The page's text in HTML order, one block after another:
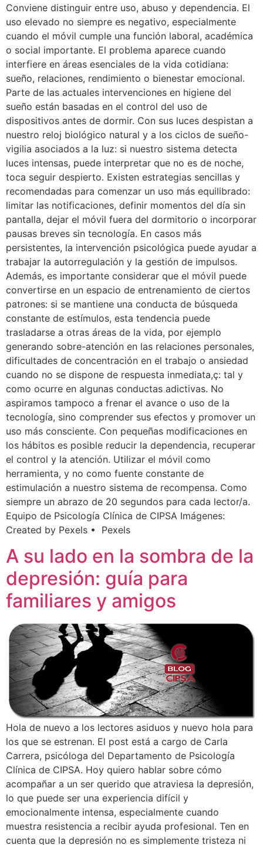
Conviene distinguir entre uso, abuso y dependencia. El
uso elevado no siempre es negativo, especialmente
cuando el móvil cumple una función laboral, académica
o social importante. El problema aparece cuando
interfiere en áreas esenciales de la vida cotidiana:
sueño, relaciones, rendimiento o bienestar emocional.
Parte de las actuales intervenciones en higiene del
sueño están basadas en el control del uso de
dispositivos antes de dormir. Con sus luces despistan a
nuestro reloj biológico natural y a los ciclos de sueño-
vigilia asociados a la luz: si nuestro sistema detecta
luces intensas, puede interpretar que no es de noche,
toca seguir despierto. Existen estrategias sencillas y
recomendadas para comenzar un uso más equilibrado:
limitar las notificaciones, definir momentos del día sin
pantalla, dejar el móvil fuera del dormitorio o incorporar
pausas breves sin tecnología. En casos más
persistentes, la intervención psicológica puede ayudar a
trabajar la autorregulación y la gestión de impulsos.
Además, es importante considerar que el móvil puede
convertirse en un espacio de entrenamiento de ciertos
patrones: si se mantiene una conducta de búsqueda
constante de estímulos, esta tendencia puede
trasladarse a otras áreas de la vida, por ejemplo
generando sobre-atención en las relaciones personales,
dificultades de concentración en el trabajo o ansiedad
cuando no se dispone de respuesta inmediata,ç: tal y
como ocurre en algunas conductas adictivas. No
aspiramos tampoco a frenar el avance o uso de la
tecnología, sino comprender sus efectos y promover un
uso más consciente. Con pequeñas modificaciones en
los hábitos es posible reducir la dependencia, recuperar
el control y la atención. Utilizar el móvil como
herramienta, y no como fuente constante de
estimulación a nuestro sistema de recompensa. Como
siempre un abrazo de 20 segundos para cada lector/a.
Equipo de Psicología Clínica de CIPSA Imágenes:
Created by Pexels • Pexels
A su lado en la sombra de la
depresión: guía para
familiares y amigos
Hola de nuevo a los lectores asiduos y nuevo hola para
los que se estrenan. El post está a cargo de Carla
Carrera, psicóloga del Departamento de Psicología
Clínica de CIPSA. Hoy quiero hablar sobre cómo
acompañar a un ser querido que atraviesa la depresión,
lo que puede ser una experiencia difícil y
emocionalmente intensa, especialmente cuando
muestra resistencia a recibir ayuda profesional. Ten en
cuenta que la depresión no es simplemente tristeza ni